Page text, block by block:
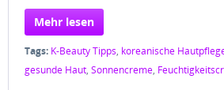
Mehr lesen
Tags: K-Beauty Tipps, koreanische
gesunde Haut, Sonnencreme,